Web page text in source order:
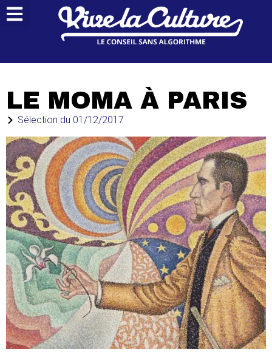
LE MOMA À PARIS
Sélection du 01/12/2017